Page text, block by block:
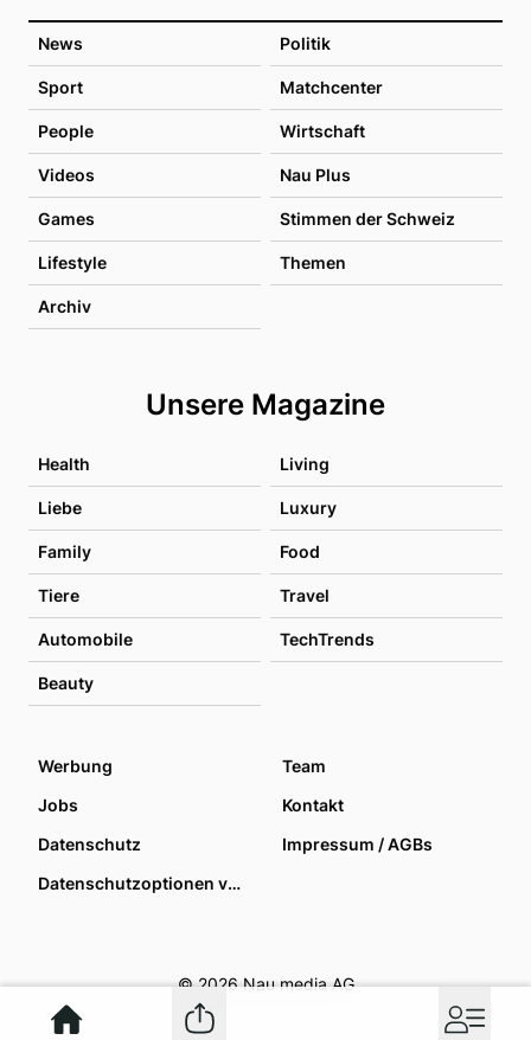
News Politik
Sport Matchcenter
People Wirtschaft
Videos Nau Plus
Games Stimmen der Schweiz
Lifestyle Themen
Archiv
Unsere Magazine
Health Living
Liebe Luxury
Family Food
Tiere Travel
Automobile TechTrends
Beauty
Werbung
Team
Jobs
Kontakt
Datenschutz
Impressum / AGBs
Datenschutzoptionen verwalten
© 2026 Nau media AG